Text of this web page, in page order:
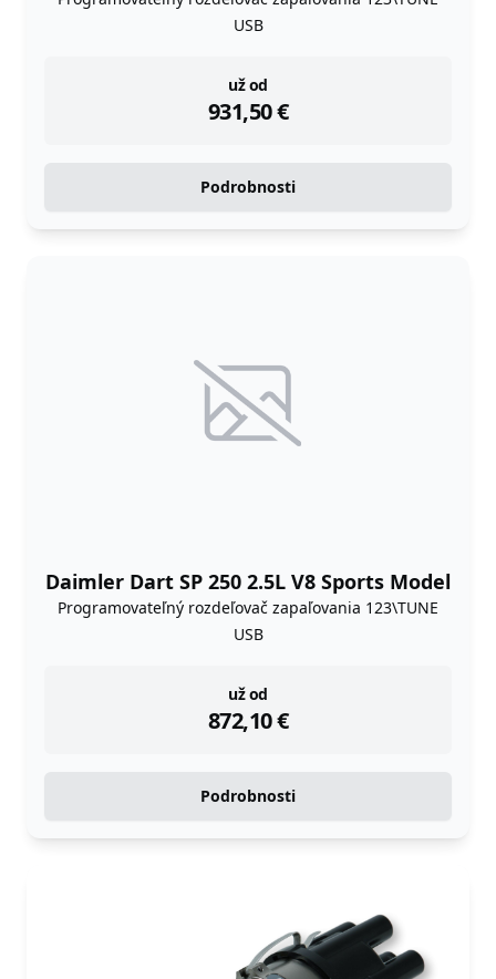
USB
už od
931,50€
instock
Podrobnosti
Daimler Dart SP 250 2.5L V8 Sports Model
Programovateľný rozdeľovač zapaľovania 123\TUNE
USB
už od
872,10€
instock
Podrobnosti